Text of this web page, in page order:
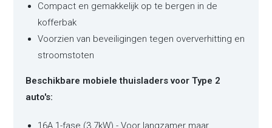
Compact en gemakkelijk op te bergen in de
kofferbak
Voorzien van beveiligingen tegen oververhitting en
stroomstoten
Beschikbare mobiele thuisladers voor Type 2
auto's:
16A 1-fase (3.7kW) - Voor langzamer maar